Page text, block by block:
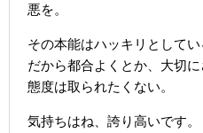
悪を。
その本能はハッキリとしてい
だから都合よくとか、大切
態度は取られたくない。
気持ちはね、誇り高いです。